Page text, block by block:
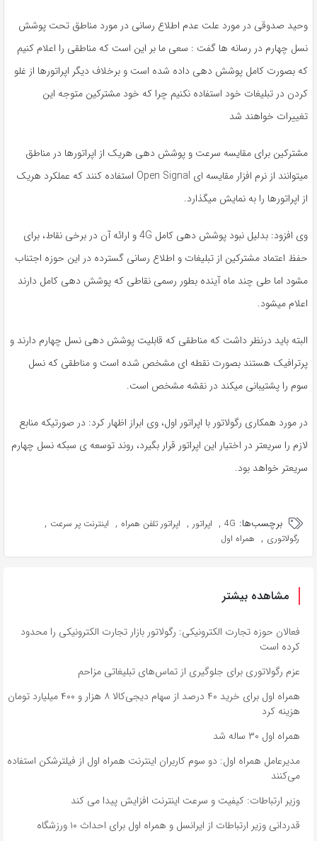
وحید صدوقی در مورد علت عدم اطلاع رسانی در مورد مناطق تحت پوشش
نسل چهارم در رسانه ها گفت : سعی ما بر این است که مناطقی را اعلام کنیم
که بصورت کامل پوشش دهی داده شده است و برخلاف دیگر اپراتورها از غلو
کردن در تبلیغات خود استفاده نکنیم چرا که خود مشترکین متوجه این
تغییرات خواهند شد
مشترکین برای مقایسه سرعت و پوشش دهی هریک از اپراتورها در مناطق
میتوانند از نرم افزار مقایسه ای Open Signal استفاده کنند که عملکرد هریک
از اپراتورها را به نمایش میگذارد.
وی افزود: بدلیل نبود پوشش دهی کامل 4G و ارائه آن در برخی نقاط، برای
حفظ اعتماد مشترکین از تبلیغات و اطلاع رسانی گسترده در این حوزه اجتناب
مشود اما طی چند ماه آینده بطور رسمی نقاطی که پوشش دهی کامل دارند
اعلام میشود.
البته باید درنظر داشت که مناطقی که قابلیت پوشش دهی نسل چهارم دارند و
پرترافیک هستند بصورت نقطه ای مشخص شده است و مناطقی که نسل
سوم را پشتیبانی میکند در نقشه مشخص است.
در مورد همکاری رگولاتور با اپراتور اول، وی ابراز اظهار کرد: در صورتیکه منابع
لازم را سریعتر در اختیار این اپراتور قرار بگیرد، روند توسعه ی سبکه نسل چهارم
سریعتر خواهد بود.
برچسب‌ها: 4G
, اپراتور , اپراتور تلفن همراه , اینترنت پر سرعت ,
رگولاتوری , همراه اول
مشاهده بیشتر
فعالان حوزه تجارت الکترونیکی: رگولاتور بازار تجارت الکترونیکی را محدود
کرده است
عزم رگولاتوری برای جلوگیری از تماس‌های تبلیغاتی مزاحم
همراه اول برای خرید ۴۰ درصد از سهام دیجی‌کالا ۸ هزار و ۴۰۰ میلیارد تومان
هزینه کرد
همراه اول ۳۰ ساله شد
مدیرعامل همراه اول: دو سوم کاربران اینترنت همراه اول از فیلترشکن استفاده
می‌کنند
وزیر ارتباطات: کیفیت و سرعت اینترنت افزایش پیدا می کند
قدردانی وزیر ارتباطات از ایرانسل و همراه اول برای احداث ۱۰ ورزشگاه